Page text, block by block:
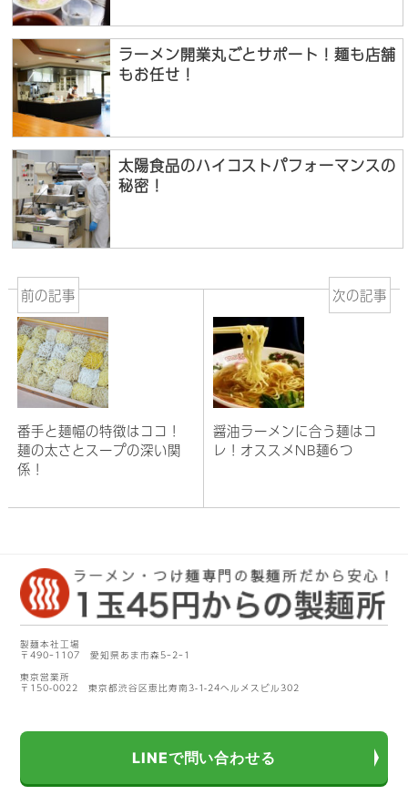
ラーメン開業丸ごとサポート！麺も店舗
もお任せ！
太陽食品のハイコストパフォーマンスの
秘密！
前の記事
番手と麺幅の特徴はココ！
麺の太さとスープの深い関
係！
次の記事
醤油ラーメンに合う麺はコ
レ！オススメNB麺6つ
製麺本社工場
〒490ｰ1107 愛知県あま市森5ｰ2ｰ1
東京営業所
〒150-0022 東京都渋谷区恵比寿南3-1-24ヘルメスビル302
LINEで問い合わせる